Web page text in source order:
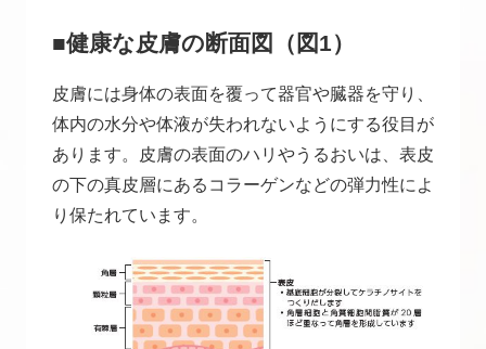
■健康な皮膚の断面図（図1）
皮膚には身体の表面を覆って器官や臓器を守り、
体内の水分や体液が失われないようにする役目が
あります。皮膚の表面のハリやうるおいは、表皮
の下の真皮層にあるコラーゲンなどの弾力性によ
り保たれています。